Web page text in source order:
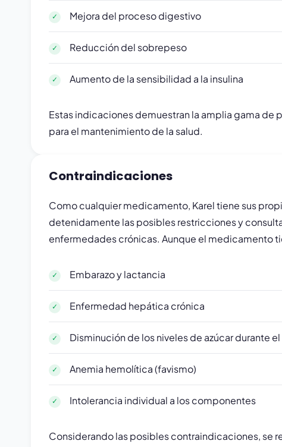
Mejora del proceso digestivo
Reducción del sobrepeso
Aumento de la sensibilidad a la insulina
Estas indicaciones demuestran la amplia gama
para el mantenimiento de la salud.
Contraindicaciones
Como cualquier medicamento, Karel tiene sus
detenidamente las posibles restricciones y
enfermedades crónicas. Aunque el medicamento
Embarazo y lactancia
Enfermedad hepática crónica
Disminución de los niveles de azúcar durante
Anemia hemolítica (favismo)
Intolerancia individual a los componentes
Considerando las posibles contraindicaciones, se